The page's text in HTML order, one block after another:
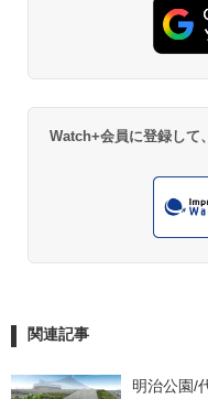
Watch+会員に登録して
関連記事
明治公園/